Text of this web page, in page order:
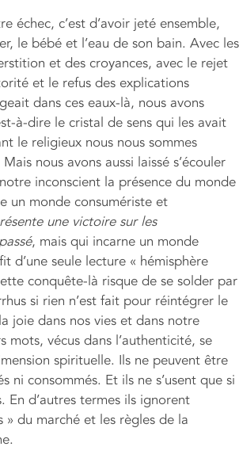
échec, c’est d’avoir jeté ensemble,
le bébé et l’eau de son bain. Avec les
et des croyances, avec le rejet
et le refus des explications
dans ces eaux-là, nous avons
à-dire le cristal de sens qui les avait
le religieux nous nous sommes
nous avons aussi laissé s’écouler
inconscient la présence du monde
un monde consumériste et
une victoire sur les
, mais qui incarne un monde
d’une seule lecture « hémisphère
conquête-là risque de se solder par
si rien n’est fait pour réintégrer le
joie dans nos vies et dans notre
mots, vécus dans l’authenticité, se
spirituelle. Ils ne peuvent être
ni consommés. Et ils ne s’usent que si
En d’autres termes ils ignorent
du marché et les règles de la